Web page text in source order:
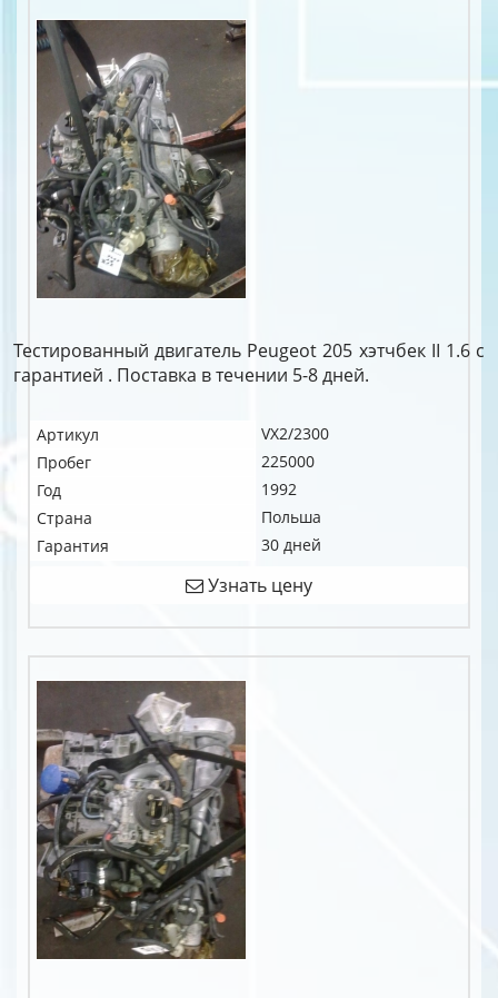
Тестированный двигатель Peugeot 205 хэтчбек II 1.6 c
гарантией . Поставка в течении 5-8 дней.
Артикул
VX2/2300
Пробег
225000
Год
1992
Страна
Польша
Гарантия
30 дней
Узнать цену